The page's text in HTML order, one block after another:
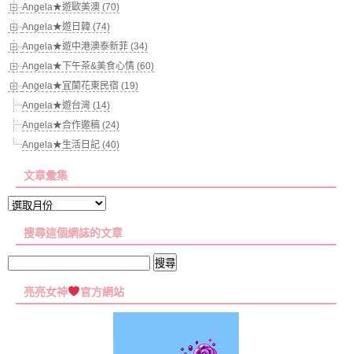
Angela★遊歐美澳 (70)
Angela★遊日韓 (74)
Angela★遊中港澳泰新菲 (34)
Angela★下午茶&美食心情 (60)
Angela★宜蘭花東民宿 (19)
Angela★遊台灣 (14)
Angela★合作邀稿 (24)
Angela★生活日記 (40)
文章彙集
文
彙
搜尋這個網誌的文章
關
亮亮女神 官方網站